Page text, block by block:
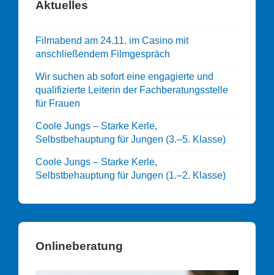
Aktuelles
Filmabend am 24.11. im Casino mit
anschließendem Filmgespräch
Wir suchen ab sofort eine engagierte und
qualifizierte Leiterin der Fachberatungsstelle
für Frauen
Coole Jungs – Starke Kerle,
Selbstbehauptung für Jungen (3.–5. Klasse)
Coole Jungs – Starke Kerle,
Selbstbehauptung für Jungen (1.–2. Klasse)
Onlineberatung